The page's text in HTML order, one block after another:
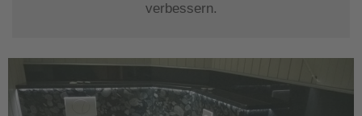
verbessern.